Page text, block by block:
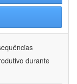
durante